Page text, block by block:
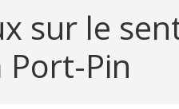
sur le
Port-Pin